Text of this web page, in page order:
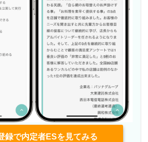
録で内定者ESを見てみる